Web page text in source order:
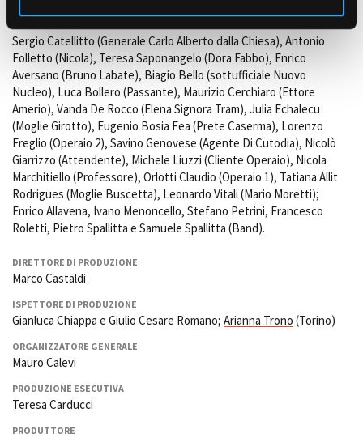
Sergio Catellitto (Generale Carlo Alberto dalla Chiesa), Antonio
Folletto (Nicola), Teresa Saponangelo (Dora Fabbo), Enrico
Aversano (Bruno Labate), Biagio Bello (sottufficiale Nuovo
Nucleo), Luca Bollero (Passante), Maurizio Cerchiaro (Ettore
Amerio), Vanda De Rocco (Elena Signora Tram), Julia Echalecu
(Moglie Girotto), Eugenio Bosia Fea (Prete Caserma), Lorenzo
Freglio (Operaio 2), Savino Genovese (Agente Di Cutodia), Nicolò
Giarrizzo (Attendente), Michele Liuzzi (Cliente Operaio), Nicola
Marchitiello (Professore), Orlotti Claudio (Operaio 1), Tatiana Allit
Rodrigues (Moglie Buscetta), Leonardo Vitali (Mario Moretti);
Enrico Allavena, Ivano Menoncello, Stefano Petrini, Francesco
Roletti, Pietro Spallitta e Samuele Spallitta (Band).
DIRETTORE DI PRODUZIONE
Marco Castaldi
ISPETTORE DI PRODUZIONE
Gianluca Chiappa e Giulio Cesare Romano; Arianna Trono (Torino)
ORGANIZZATORE GENERALE
Mauro Calevi
PRODUZIONE ESECUTIVA
Teresa Carducci
PRODUTTORE